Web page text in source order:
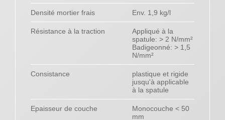
Densité mortier frais Env. 1,9 kg/l
Résistance à la traction
Appliqué à la
spatule: > 2 N/mm²
Badigeonné: > 1,5
N/mm²
Consistance
plastique et rigide
jusqu'à applicable
à la spatule
Epaisseur de couche
Monocouche < 50
mm